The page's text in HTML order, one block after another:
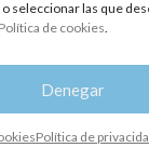
seleccionar las que
Política de cookies.
Denegar
Política de
Formas de
Formas de